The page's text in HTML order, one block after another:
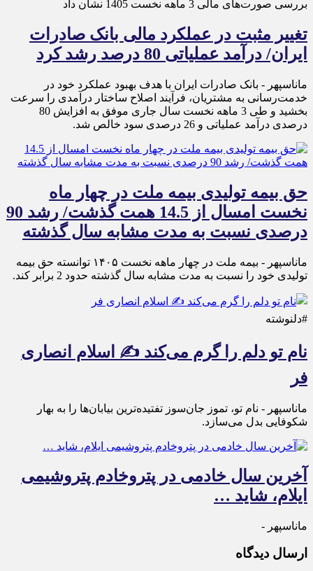
بررسی صورت‌های مالی 3 ماهه نخست 1405 نشان داد
تغییر مثبت در عملکرد مالی بانک صادرات
ایران/ درآمد عملیاتی 80 درصد رشد کرد
ماناسپهر - ​بانک صادرات ایران با هدف بهبود عملکرد خود در
خدمت‌رسانی به مشتریان، فرآیند اصلاح ساختار درآمدی را سرعت
بخشید و طی 3 ماهه نخست سال جاری موفق به افزایش 80
درصدی درآمد عملیاتی و 26 درصدی سود خالص شد.
حق بیمه تولیدی بیمه ملت در چهار ماه
نخست امسال از 14.5 همت گذشت/ رشد 90
درصدی نسبت به مدت مشابه سال گذشته
ماناسپهر - بیمه ملت در چهار ماهه نخست ۱۴٠۵ توانسته حق بیمه
تولیدی خود را نسبت به مدت مشابه سال گذشته حدود 2 برابر کند.
#دلنوشته
نام تو دلم را گرم می‌کند ✍️ اسلام انصاری
فر
ماناسپهر - نام تو، تموز جان‌سوز تفتیده‌ترین بیابان‌ها را به بهار
شکوفایی بدل می‌سازد.
آخرین سال خادمی در پتروخادم پتروشیمی
ایلام، شاید …
ماناسپهر -
ارسال دیدگاه